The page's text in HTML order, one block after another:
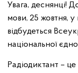
Увага, деснянці!
мови, 25 жовтня, у
відбудеться
національної
Радіодиктант –